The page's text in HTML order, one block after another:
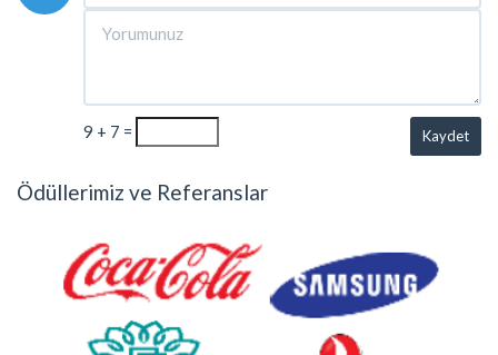
9 + 7 = Kaydet
Ödüllerimiz ve Referanslar